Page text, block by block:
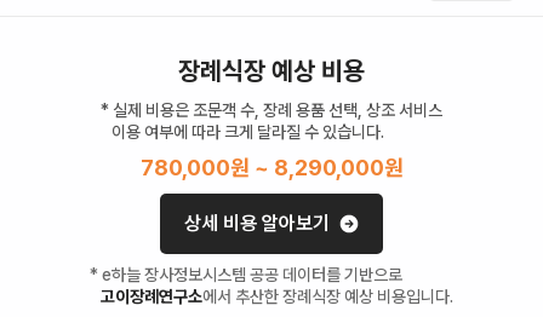
장례식장 예상 비용
* 실제 비용은 조문객 수, 장례 용품 선택, 상조 서비스
이용 여부에 따라 크게 달라질 수 있습니다.
780,000원 ~ 8,290,000원
상세 비용 알아보기
* e하늘 장사정보시스템 공공 데이터를 기반으로
고이장례연구소에서 추산한 장례식장 예상 비용입니다.